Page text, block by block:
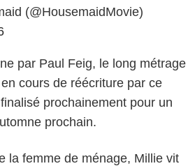
(@HousemaidMovie)
par Paul Feig, le long métrage
cours de réécriture par ce
prochainement pour un
prochain.
la femme de ménage, Millie vit